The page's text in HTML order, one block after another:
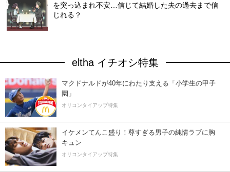
を突っ込まれ不安…信じて結婚した夫の過去まで信
じれる？
eltha イチオシ特集
マクドナルドが40年にわたり支える「小学生の甲子
園」
オリコンタイアップ特集
イケメンてんこ盛り！尊すぎる男子の純情ラブに胸
キュン
オリコンタイアップ特集